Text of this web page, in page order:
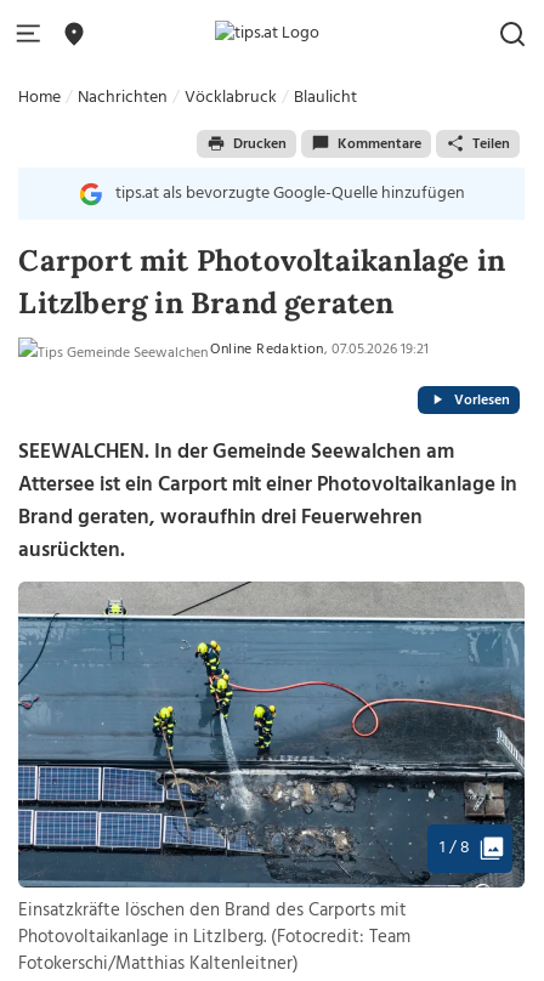
Home Nachrichten Vöcklabruck Blaulicht
Drucken Kommentare Teilen
tips.at als bevorzugte Google-Quelle hinzufügen
Carport mit Photovoltaikanlage in
Litzlberg in Brand geraten
Online Redaktion, 07.05.2026 19:21
Vorlesen
SEEWALCHEN. In der Gemeinde Seewalchen am
Attersee ist ein Carport mit einer Photovoltaikanlage in
Brand geraten, woraufhin drei Feuerwehren
ausrückten.
1 / 8
Einsatzkräfte löschen den Brand des Carports mit
Photovoltaikanlage in Litzlberg. (Fotocredit: Team
Fotokerschi/Matthias Kaltenleitner)